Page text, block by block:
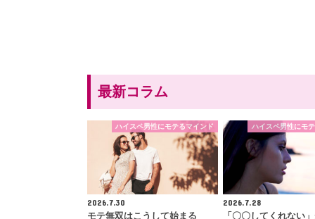
最新コラム
ハイスペ男性にモテるマインド
2026.7.30
モテ無双はこうして始まる
ハイスペ男性にモ
2026.7.28
「〇〇してくれない